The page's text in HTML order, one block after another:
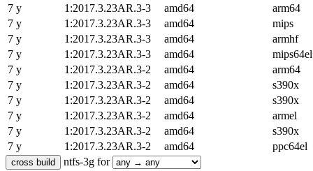
7 y
1:2017.3.23AR.3-3 amd64
arm64
7 y
1:2017.3.23AR.3-3 amd64
mips
7 y
1:2017.3.23AR.3-3 amd64
armhf
7 y
1:2017.3.23AR.3-3 amd64
mips64el
7 y
1:2017.3.23AR.3-2 amd64
arm64
7 y
1:2017.3.23AR.3-2 amd64
s390x
7 y
1:2017.3.23AR.3-2 amd64
s390x
7 y
1:2017.3.23AR.3-2 amd64
armel
7 y
1:2017.3.23AR.3-2 amd64
s390x
7 y
1:2017.3.23AR.3-2 amd64
ppc64el
ntfs-3g for